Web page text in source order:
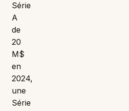
Série
A
de
20
M$
en
2024,
une
Série